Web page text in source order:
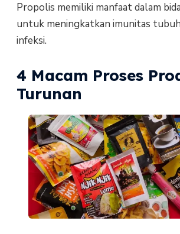
Propolis memiliki manfaat dalam
untuk meningkatkan imunitas
infeksi.
4 Macam Proses
Turunan